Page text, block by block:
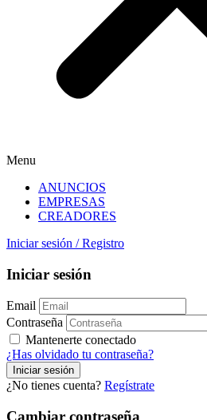
Menu
ANUNCIOS
EMPRESAS
CREADORES
Iniciar sesión / Registro
Iniciar sesión
Email
Contraseña
Mantenerte conectado
¿Has olvidado tu contraseña?
¿No tienes cuenta? Regístrate
Cambiar contraseña